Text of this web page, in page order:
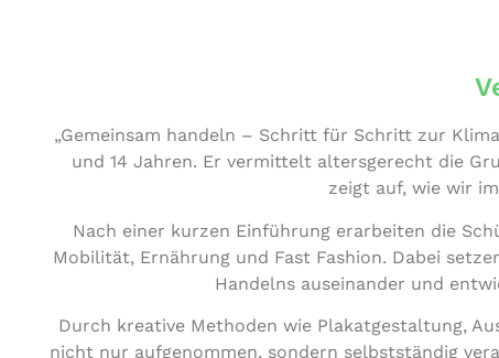
„Gemeinsam handeln – Schritt für Schritt zur
und 14 Jahren. Er ver­mit­telt alters­ge­recht die
zeigt auf, wie wir
Nach einer kurzen Ein­füh­rung erar­bei­ten die
Mobilität, Ernährung und Fast Fashion. Dabei
Handelns aus­ein­an­der und
Durch kreative Methoden wie Pla­kat­ge­stal­tung,
nicht nur auf­ge­nom­men, sondern selbst­stän­dig